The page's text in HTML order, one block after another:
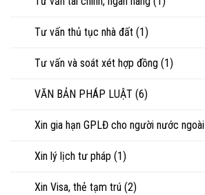
Tư vấn thủ tục nhà đất (1)
Tư vấn và soát xét hợp đồng (1)
VĂN BẢN PHÁP LUẬT (6)
Xin gia hạn GPLĐ cho người nước ngoài
Xin lý lịch tư pháp (1)
Xin Visa, thẻ tạm trú (2)